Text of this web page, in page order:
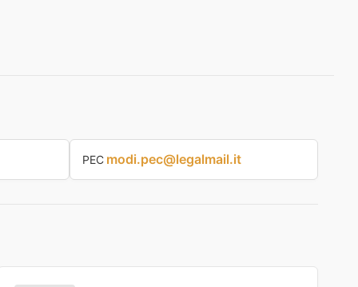
PEC modi.pec@legalmail.it